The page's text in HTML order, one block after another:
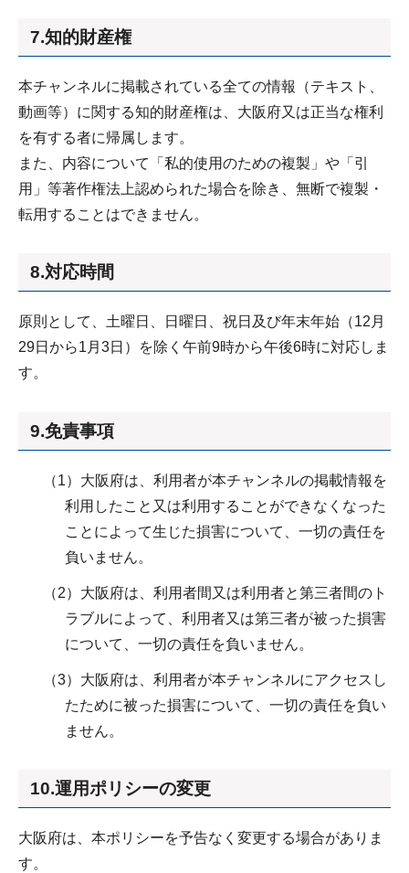
7.知的財産権
本チャンネルに掲載されている全ての情報（テキスト、
動画等）に関する知的財産権は、大阪府又は正当な権利
を有する者に帰属します。
また、内容について「私的使用のための複製」や「引
用」等著作権法上認められた場合を除き、無断で複製・
転用することはできません。
8.対応時間
原則として、土曜日、日曜日、祝日及び年末年始（12月
29日から1月3日）を除く午前9時から午後6時に対応しま
す。
9.免責事項
（1）大阪府は、利用者が本チャンネルの掲載情報を
利用したこと又は利用することができなくなった
ことによって生じた損害について、一切の責任を
負いません。
（2）大阪府は、利用者間又は利用者と第三者間のト
ラブルによって、利用者又は第三者が被った損害
について、一切の責任を負いません。
（3）大阪府は、利用者が本チャンネルにアクセスし
たために被った損害について、一切の責任を負い
ません。
10.運用ポリシーの変更
大阪府は、本ポリシーを予告なく変更する場合がありま
す。